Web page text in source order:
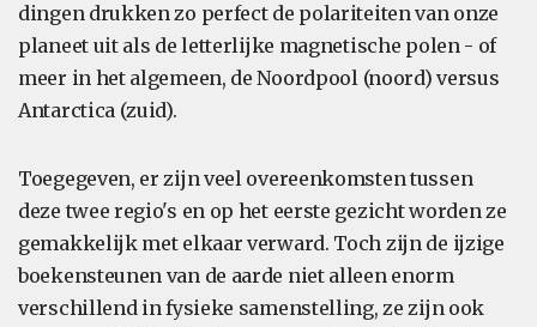
dingen drukken zo perfect de polariteiten van onze
planeet uit als de letterlijke magnetische polen - of
meer in het algemeen, de Noordpool (noord) versus
Antarctica (zuid).
Toegegeven, er zijn veel overeenkomsten tussen
deze twee regio's en op het eerste gezicht worden ze
gemakkelijk met elkaar verward. Toch zijn de ijzige
boekensteunen van de aarde niet alleen enorm
verschillend in fysieke samenstelling, ze zijn ook